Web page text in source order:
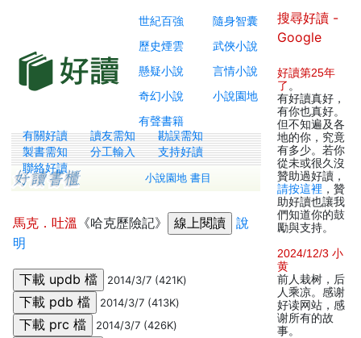
世紀百強
隨身智囊
歷史煙雲
武俠小說
懸疑小說
言情小說
奇幻小說
小說園地
有聲書籍
有關好讀 讀友需知
勘誤需知
製書需知
分工輸入
支持好讀
聯絡好讀
小說園地 書目
馬克．吐溫 《哈克歷險記》
說
明
2014/3/7 (421K)
2014/3/7 (413K)
2014/3/7 (426K)
搜尋好讀 -
Google
好讀第25年
了 。
有好讀真好，
有你也真好。
但不知遍及各
地的你，究竟
有多少。若你
從未或很久沒
贊助過好讀，
請按這裡 ，贊
助好讀也讓我
們知道你的鼓
勵與支持。
2024/12/3 小
黄
前人栽树，后
人乘凉。感谢
好读网站，感
谢所有的故
事。